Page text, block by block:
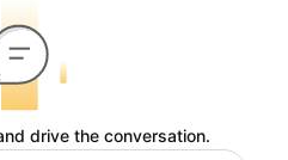
drive the conversation.